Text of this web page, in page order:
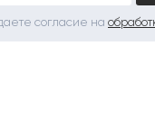
согласие на